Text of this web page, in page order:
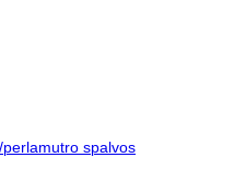
perlamutro spalvos